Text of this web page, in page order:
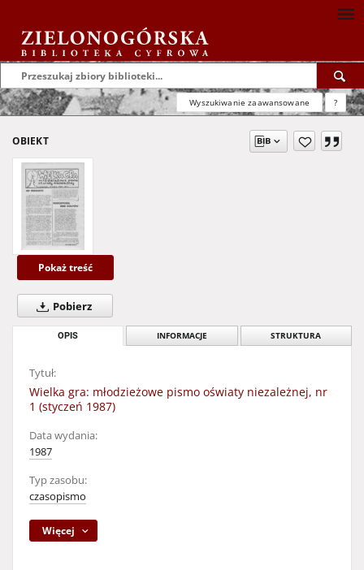
Wyszukiwanie zaawansowane ?
OBIEKT
Pokaż treść
Pobierz
OPIS INFORMACJE STRUKTURA
Tytuł:
Wielka gra: młodzieżowe pismo oświaty niezależnej, nr
1 (styczeń 1987)
Data wydania:
1987
Typ zasobu:
czasopismo
Więcej